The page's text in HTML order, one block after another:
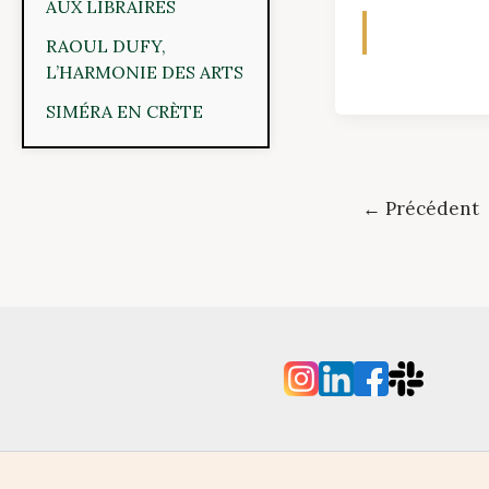
AUX LIBRAIRES
RAOUL DUFY,
L’HARMONIE DES ARTS
SIMÉRA EN CRÈTE
← Précédent